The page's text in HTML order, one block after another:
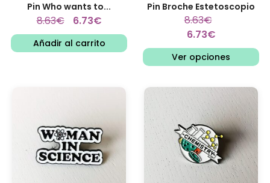
Pin Who wants to...
8.63€ 6.73€
Añadir al carrito
Pin Broche Estetoscopio
8.63€
6.73€
Ver opciones